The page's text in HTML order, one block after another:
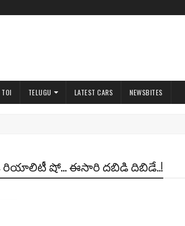
TOI TELUGU LATEST CARS NEWSBITES
రియాలిటీ షో... ఈసారి దబిడి దిబిడే..!